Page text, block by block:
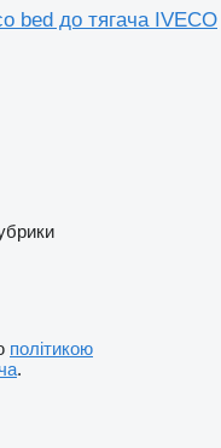
bed до тягача IVECO
політикою
.